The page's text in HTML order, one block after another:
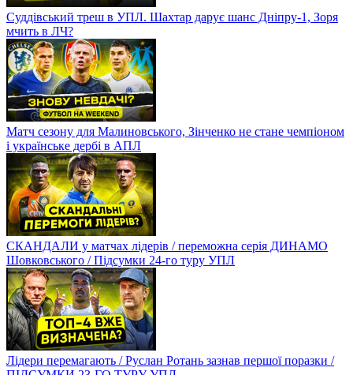
Суддівський треш в УПЛ. Шахтар дарує шанс Дніпру-1, Зоря
мчить в ЛЧ?
Матч сезону для Малиновського, Зінченко не стане чемпіоном
і українське дербі в АПЛ
СКАНДАЛИ у матчах лідерів / переможна серія ДИНАМО
Шовковського / Підсумки 24-го туру УПЛ
Лідери перемагають / Руслан Ротань зазнав першої поразки /